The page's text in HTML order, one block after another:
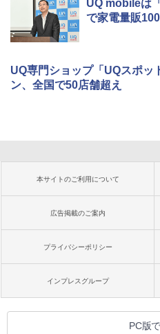
UQ mobileは
で家電量販
UQ専門ショップ「UQスポッ
ン、全国で50店舗超え
本サイトのご利用について
広告掲載のご案内
プライバシーポリシー
インプレスグループ
PC版